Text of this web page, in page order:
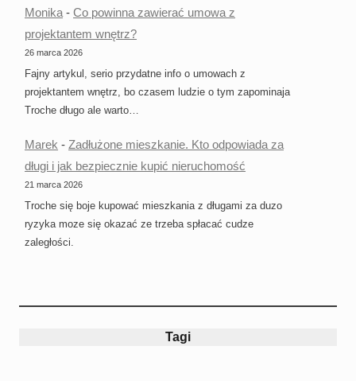
Monika -Co powinna zawierać umowa z
projektantem wnętrz?
26 marca 2026
Fajny artykul, serio przydatne info o umowach z
projektantem wnętrz, bo czasem ludzie o tym zapominaja
Troche długo ale warto…
Marek -Zadłużone mieszkanie. Kto odpowiada za
długi i jak bezpiecznie kupić nieruchomość
21 marca 2026
Troche się boje kupować mieszkania z długami za duzo
ryzyka moze się okazać ze trzeba spłacać cudze
zaległości.
Tagi